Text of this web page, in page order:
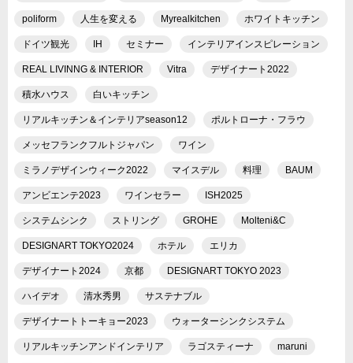
poliform 人生を変える Myrealkitchen ホワイトキッチン
ドイツ観光 IH セミナー インテリアインスピレーション
REAL LIVINNG & INTERIOR Vitra デザイナート2022
積水ハウス 白いキッチン
リアルキッチン＆インテリアseason12 ポルトローナ・フラウ
メッセフランクフルトジャパン ワイン
ミラノデザインウィーク2022 マイスデル 料理 BAUM
アンビエンテ2023 ワインセラー ISH2025
システムシンク ストリング GROHE Molteni&C
DESIGNART TOKYO2024 ホテル エリカ
デザイナート2024 京都 DESIGNART TOKYO 2023
ハイデオ 清水秀男 サステナブル
デザイナートトーキョー2023 ウォーターシンクシステム
リアルキッチンアンドインテリア ラゴスティーナ maruni